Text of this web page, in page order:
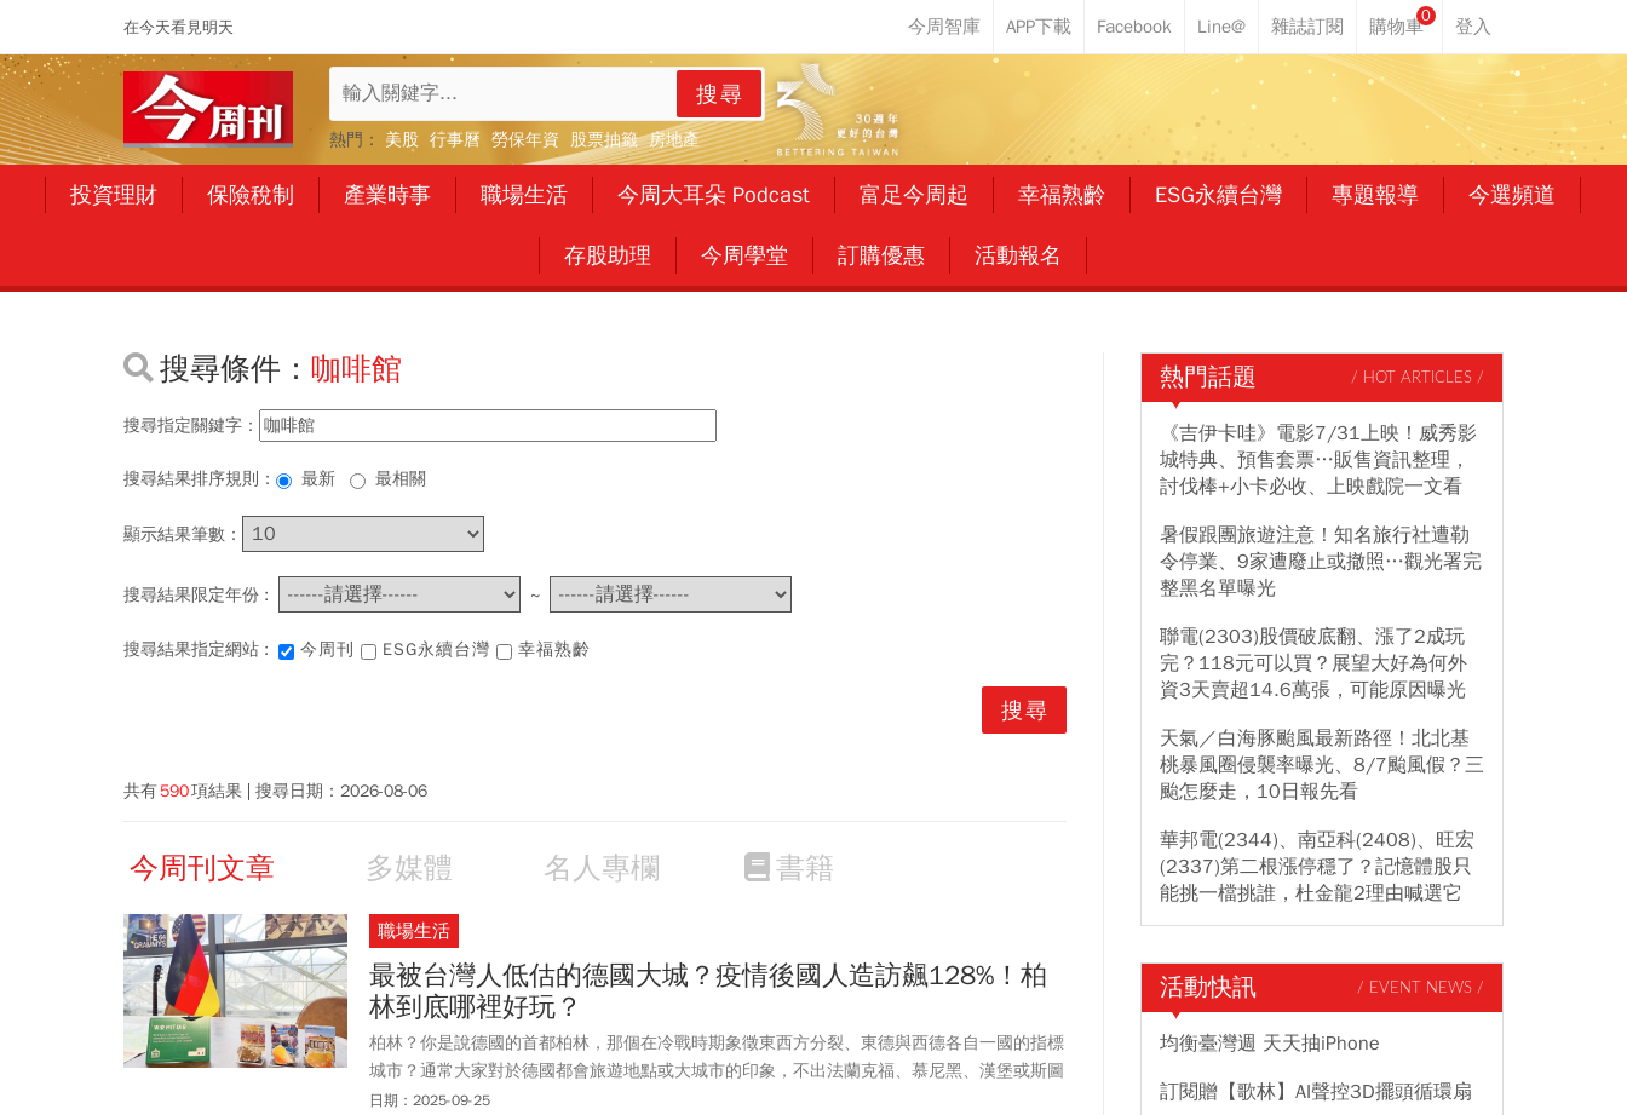
在今天看見明天
0
搜尋
熱門： 美股 行事曆 勞保年資 股票抽籤 房地產
投資理財 保險稅制 產業時事 職場生活 今周大耳朵 Podcast 富足今周起 幸福熟齡 ESG永續台灣 專題報導 今選頻道
存股助理 今周學堂 訂購優惠 活動報名
搜尋條件： 咖啡館
搜尋指定關鍵字：
搜尋結果排序規則： 最新 最相關
顯示結果筆數：
搜尋結果限定年份 : ~
搜尋結果指定網站 : 今周刊 ESG永續台灣 幸福熟齡
共有590項結果 搜尋日期： 2026-08-06
今周刊文章 多媒體 名人專欄 書籍
職場生活
最被台灣人低估的德國大城？疫情後國人造訪飆128%！柏
林到底哪裡好玩？
柏林？你是說德國的首都柏林，那個在冷戰時期象徵東西方分裂、東德與西德各自一國的指標
城市？通常大家對於德國都會旅遊地點或大城市的印象，不出法蘭克福、慕尼黑、漢堡或斯圖
加等地，而不太會先想到首都柏林。但坐擁逾300萬人口的柏林，已經悄悄成為國人前往德國
日期：2025-09-25
熱門話題 / HOT ARTICLES /
《吉伊卡哇》電影7/31上映！威秀影
城特典、預售套票…販售資訊整理，
討伐棒+小卡必收、上映戲院一文看
暑假跟團旅遊注意！知名旅行社遭勒
令停業、9家遭廢止或撤照…觀光署完
整黑名單曝光
聯電(2303)股價破底翻、漲了2成玩
完？118元可以買？展望大好為何外
資3天賣超14.6萬張，可能原因曝光
天氣／白海豚颱風最新路徑！北北基
桃暴風圈侵襲率曝光、8/7颱風假？三
颱怎麼走，10日報先看
華邦電(2344)、南亞科(2408)、旺宏
(2337)第二根漲停穩了？記憶體股只
能挑一檔挑誰，杜金龍2理由喊選它
活動快訊 / EVENT NEWS /
均衡臺灣週 天天抽iPhone
訂閱贈【歌林】AI聲控3D擺頭循環扇